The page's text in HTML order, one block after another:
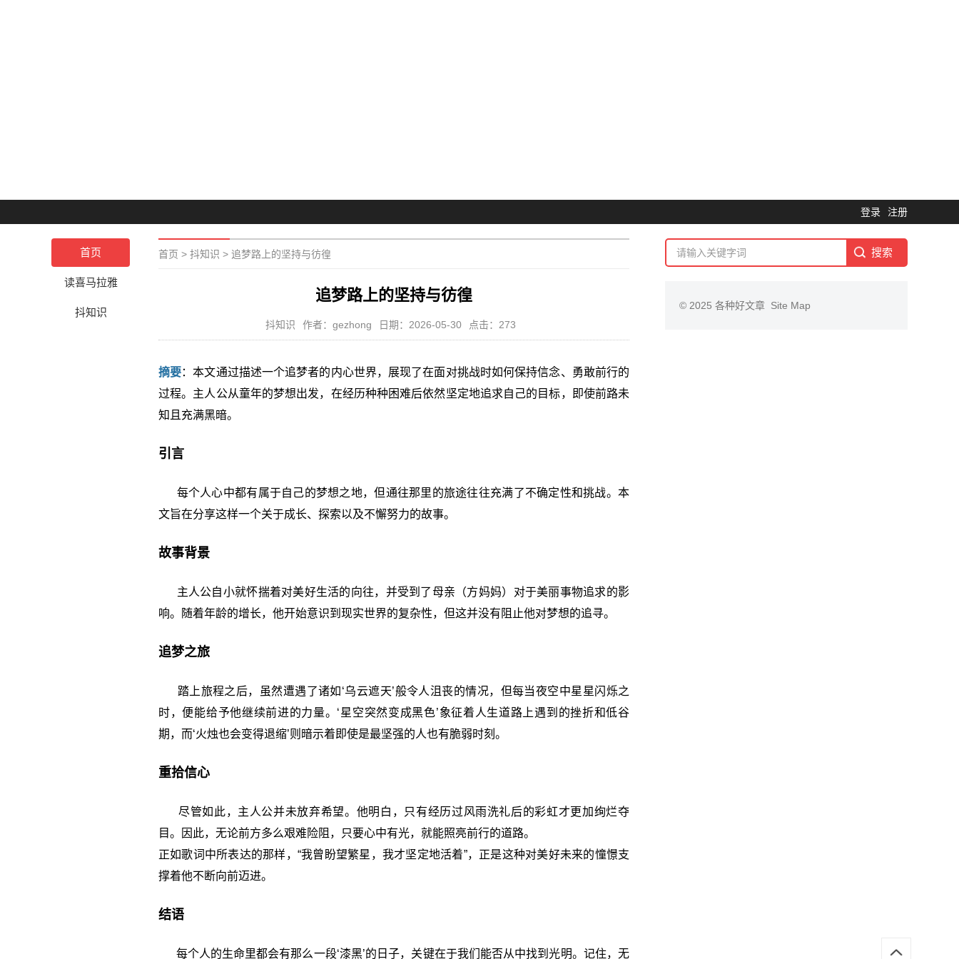
登录 注册
首页
读喜马拉雅
抖知识
首页 > 抖知识 > 追梦路上的坚持与彷徨
追梦路上的坚持与彷徨
抖知识 作者：gezhong 日期：2026-05-30 点击：273
摘要：本文通过描述一个追梦者的内心世界，展现了在面对挑战时如何保持信念、勇敢前行的
过程。主人公从童年的梦想出发，在经历种种困难后依然坚定地追求自己的目标，即使前路未
知且充满黑暗。
引言
每个人心中都有属于自己的梦想之地，但通往那里的旅途往往充满了不确定性和挑战。本
文旨在分享这样一个关于成长、探索以及不懈努力的故事。
故事背景
主人公自小就怀揣着对美好生活的向往，并受到了母亲（方妈妈）对于美丽事物追求的影
响。随着年龄的增长，他开始意识到现实世界的复杂性，但这并没有阻止他对梦想的追寻。
追梦之旅
踏上旅程之后，虽然遭遇了诸如‘乌云遮天’般令人沮丧的情况，但每当夜空中星星闪烁之
时，便能给予他继续前进的力量。‘星空突然变成黑色’象征着人生道路上遇到的挫折和低谷
期，而‘火烛也会变得退缩’则暗示着即使是最坚强的人也有脆弱时刻。
重拾信心
尽管如此，主人公并未放弃希望。他明白，只有经历过风雨洗礼后的彩虹才更加绚烂夺
目。因此，无论前方多么艰难险阻，只要心中有光，就能照亮前行的道路。
正如歌词中所表达的那样，“我曾盼望繁星，我才坚定地活着”，正是这种对美好未来的憧憬支
撑着他不断向前迈进。
结语
每个人的生命里都会有那么一段‘漆黑’的日子，关键在于我们能否从中找到光明。记住，无
© 2025 各种好文章 Site Map